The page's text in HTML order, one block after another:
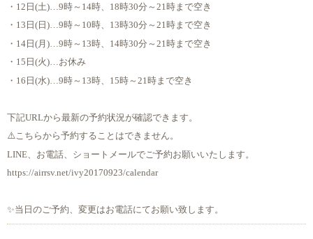
・12日(土)…9時～14時、18時30分～21時まで空き
・13日(日)…9時～10時、13時30分～21時まで空き
・14日(月)…9時～13時、14時30分～21時まで空き
・15日(火)…お休み
・16日(水)…9時～13時、15時～21時まで空き
下記URLから最新の予約状況が確認できます。
⚠️こちらから予約することはできません。
LINE、お電話、ショートメールでご予約お願いいたします。
https://airrsv.net/ivy20170923/calendar
✨当日のご予約、変更はお電話にてお願い致します。